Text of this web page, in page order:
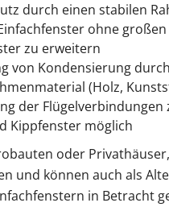
durch einen stabilen
ohne
zu erweitern
von Kondensierung
(Holz,
der Flügelverbindungen
Kippfenster möglich
oder
und können auch als
in Betracht